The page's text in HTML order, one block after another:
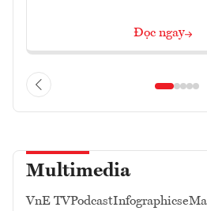
Đọc ngay
Multimedia
VnE TVPodcastInfographics